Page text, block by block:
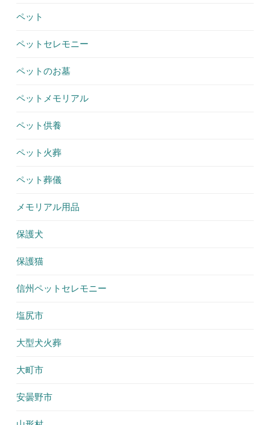
ペット
ペットセレモニー
ペットのお墓
ペットメモリアル
ペット供養
ペット火葬
ペット葬儀
メモリアル用品
保護犬
保護猫
信州ペットセレモニー
塩尻市
大型犬火葬
大町市
安曇野市